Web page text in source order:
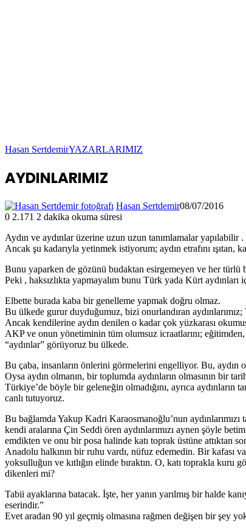
Hasan SertdemirYAZARLARIMIZ
AYDINLARIMIZ
Hasan Sertdemir08/07/2016
0 2.171 2 dakika okuma süresi
Aydın ve aydınlar üzerine uzun uzun tanımlamalar yapılabilir .
Ancak şu kadarıyla yetinmek istiyorum; aydın etrafını
Bunu yaparken de gözünü budaktan esirgemeyen ve her
Peki , haksızlıkta yapmayalım bunu Türk yada Kürt
Elbette burada kaba bir genelleme yapmak doğru olmaz.
Bu ülkede gurur duyduğumuz, bizi onurlandıran aydınlarımız;
Ancak kendilerine aydın denilen o kadar çok yüzkarası
AKP ve onun yönetiminin tüm olumsuz icraatlarını;
“aydınlar” görüyoruz bu ülkede.
Bu çaba, insanların önlerini görmelerini engelliyor. Bu, aydın
Oysa aydın olmanın, bir toplumda aydınların olmasının bir
Türkiye’de böyle bir geleneğin olmadığını, ayrıca
canlı tutuyoruz.
Bu bağlamda Yakup Kadri Karaosmanoğlu’nun
kendi aralarına Çin Seddi ören aydınlarımızı aynen şöyle
emdikten ve onu bir posa halinde katı toprak üstüne attıktan
Anadolu halkının bir ruhu vardı, nüfuz edemedin. Bir kafası
yoksulluğun ve kıtlığın elinde bıraktın. O, katı toprakla kuru
dikenleri mi?
Tabii ayaklarına batacak. İşte, her yanın yarılmış bir halde
eserindir.”
Evet aradan 90 yıl geçmiş olmasına rağmen değişen bir şey